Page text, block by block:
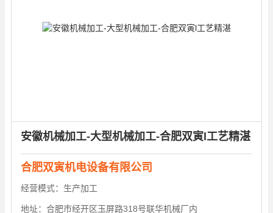
安徽机械加工-大型机械加工-合肥双寅l工艺精湛
合肥双寅机电设备有限公司
经营模式： 生产加工
地址： 合肥市经开区玉屏路318号联华机械厂内